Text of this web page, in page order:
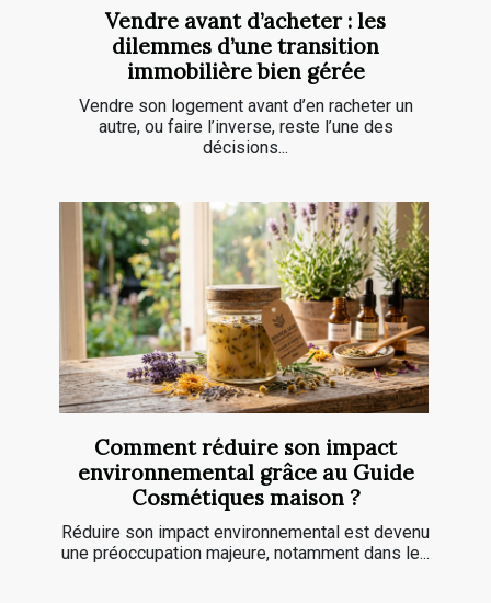
Vendre avant d’acheter : les
dilemmes d’une transition
immobilière bien gérée
Vendre son logement avant d’en racheter un
autre, ou faire l’inverse, reste l’une des
décisions...
Comment réduire son impact
environnemental grâce au Guide
Cosmétiques maison ?
Réduire son impact environnemental est devenu
une préoccupation majeure, notamment dans le...